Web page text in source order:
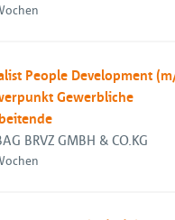
People Development
Gewerbliche
BRVZ GMBH & CO.KG